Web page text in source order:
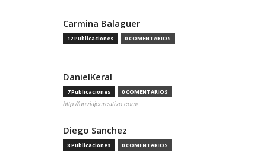
Carmina Balaguer
12 Publicaciones 0 COMENTARIOS
DanielKeral
7 Publicaciones 0 COMENTARIOS
http://unviajecreativo.com/
Diego Sanchez
8 Publicaciones 0 COMENTARIOS